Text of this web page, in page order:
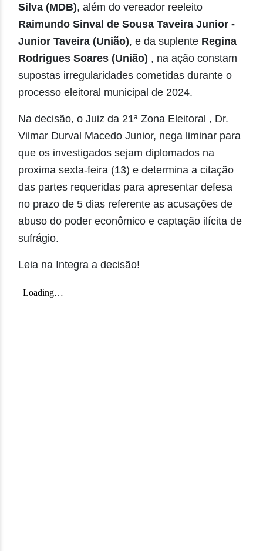
Silva (MDB), além do vereador reeleito
Raimundo Sinval de Sousa Taveira Junior -
Junior Taveira (União), e da suplente Regina
Rodrigues Soares (União) , na ação constam
supostas irregularidades cometidas durante o
processo eleitoral municipal de 2024.
Na decisão, o Juiz da 21ª Zona Eleitoral , Dr.
Vilmar Durval Macedo Junior, nega liminar para
que os investigados sejam diplomados na
proxima sexta-feira (13) e determina a citação
das partes requeridas para apresentar defesa
no prazo de 5 dias referente as acusações de
abuso do poder econômico e captação ilícita de
sufrágio.
Leia na Integra a decisão!